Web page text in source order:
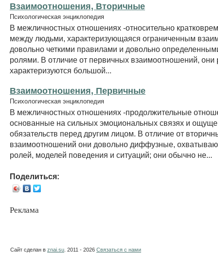
Взаимоотношения, Вторичные
Психологическая энциклопедия
В межличностных отношениях -относительно
между людьми, характеризующаяся ограниченным
довольно четкими правилами и довольно
ролями. В отличие от первичных взаимоотношений, они
характеризуются большой...
Взаимоотношения, Первичные
Психологическая энциклопедия
В межличностных отношениях -продолжительные
основанные на сильных эмоциональных связях и
обязательств перед другим лицом. В отличие от
взаимоотношений они довольно диффузные,
ролей, моделей поведения и ситуаций; они обычно не...
Поделиться:
Реклама
Сайт сделан в znai.su . 2011 - 2026 Связаться с нами